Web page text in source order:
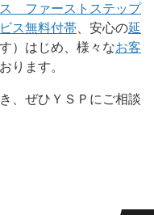
ファーストステップ
ス無料付帯、安心の延
）はじめ、様々なお客
ります。
、ぜひＹＳＰにご相談